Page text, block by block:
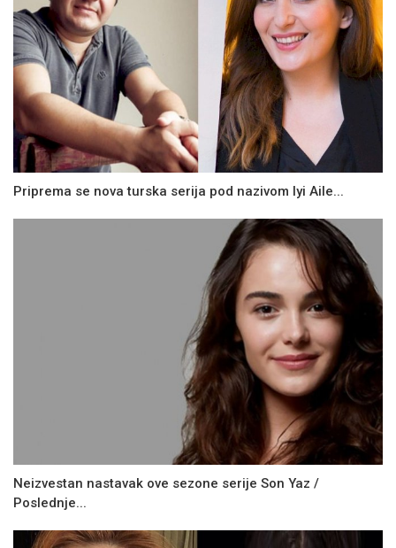
Priprema se nova turska serija pod nazivom Iyi Aile...
Neizvestan nastavak ove sezone serije Son Yaz /
Poslednje...